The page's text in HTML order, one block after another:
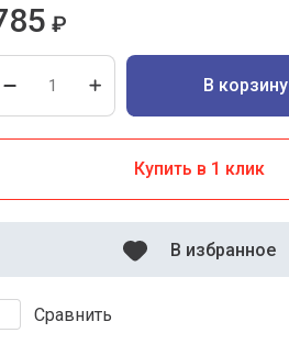
₽
В корзину
Купить в 1 клик
Сравнить
В избранное